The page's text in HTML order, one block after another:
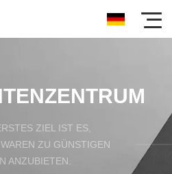
ZIEL IST ES,
ZU GÜNSTIGEN
ANZUBIETEN.